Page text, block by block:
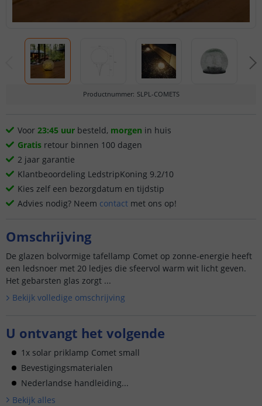
Productnummer: SLPL-COMETS
Voor 23:45 uur besteld, morgen in huis
Gratis retour binnen 100 dagen
2 jaar garantie
Klantbeoordeling LedstripKoning 9.2/10
Kies zelf een bezorgdatum en tijdstip
Advies nodig? Neem contact met ons op!
Omschrijving
De glazen bolvormige tafellamp Comet op zonne-energie heeft
een ledsnoer met 20 ledjes die sfeervol warm wit licht geven.
Het gebarsten glas zorgt ...
Bekijk volledige omschrijving
U ontvangt het volgende
1x solar priklamp Comet small
Bevestigingsmaterialen
Nederlandse handleiding...
Bekijk alles